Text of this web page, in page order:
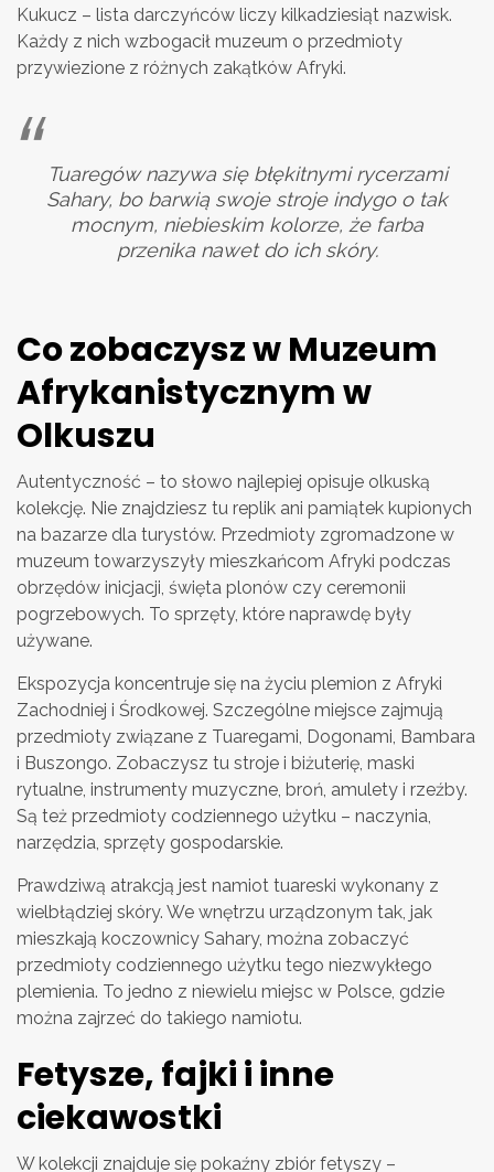
Kukucz – lista darczyńców liczy kilkadziesiąt nazwisk.
Każdy z nich wzbogacił muzeum o przedmioty
przywiezione z różnych zakątków Afryki.
Tuaregów nazywa się błękitnymi rycerzami
Sahary, bo barwią swoje stroje indygo o tak
mocnym, niebieskim kolorze, że farba
przenika nawet do ich skóry.
Co zobaczysz w Muzeum
Afrykanistycznym w
Olkuszu
Autentyczność – to słowo najlepiej opisuje olkuską
kolekcję. Nie znajdziesz tu replik ani pamiątek kupionych
na bazarze dla turystów. Przedmioty zgromadzone w
muzeum towarzyszyły mieszkańcom Afryki podczas
obrzędów inicjacji, święta plonów czy ceremonii
pogrzebowych. To sprzęty, które naprawdę były
używane.
Ekspozycja koncentruje się na życiu plemion z Afryki
Zachodniej i Środkowej. Szczególne miejsce zajmują
przedmioty związane z Tuaregami, Dogonami, Bambara
i Buszongo. Zobaczysz tu stroje i biżuterię, maski
rytualne, instrumenty muzyczne, broń, amulety i rzeźby.
Są też przedmioty codziennego użytku – naczynia,
narzędzia, sprzęty gospodarskie.
Prawdziwą atrakcją jest namiot tuareski wykonany z
wielbłądziej skóry. We wnętrzu urządzonym tak, jak
mieszkają koczownicy Sahary, można zobaczyć
przedmioty codziennego użytku tego niezwykłego
plemienia. To jedno z niewielu miejsc w Polsce, gdzie
można zajrzeć do takiego namiotu.
Fetysze, fajki i inne
ciekawostki
W kolekcji znajduje się pokaźny zbiór fetyszy –